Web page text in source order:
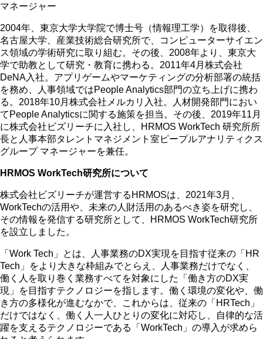
マネージャー
2004年、東京大学大学院で博士号（情報理工学）を取得後、
名古屋大学、産業技術総合研究所で、コンピューターサイエン
ス領域の学術研究に取り組む。その後、2008年より、東京大
学で助教として研究・教育に携わる。2011年4月株式会社
DeNA入社。アプリゲームやマーケティングの分析部署の統括
を務め、人事領域ではPeople Analytics部門の立ち上げに携わ
る。2018年10月株式会社メルカリ入社。人材開発部門におい
てPeople Analyticsに関する施策を担当。その後、2019年11月
に株式会社ビズリーチに入社し、HRMOS WorkTech 研究所所
長と人事本部タレントマネジメント室ピープルアナリティクス
グループ マネージャーを兼任。
HRMOS WorkTech研究所について
株式会社ビズリーチが運営するHRMOSは、2021年3月、
WorkTechの活用や、未来の人財活用のあるべき姿を研究し、
その情報を発信する研究所として、HRMOS WorkTech研究所
を設立しました。
「Work Tech」とは、人事業務のDX実現を目指す従来の「HR
Tech」をより大きな枠組みでとらえ、人事業務だけでなく、
働く人を取り巻く業務すべてを対象にした「働き方のDX実
現」を目指すテクノロジーを指します。働く環境の変化や、働
き方の多様化が進むなかで、これからは、従来の「HRTech」
だけではなく、働く人一人ひとりの変化に対応し、自律的な活
躍を支えるテクノロジーである「WorkTech」の導入が求めら